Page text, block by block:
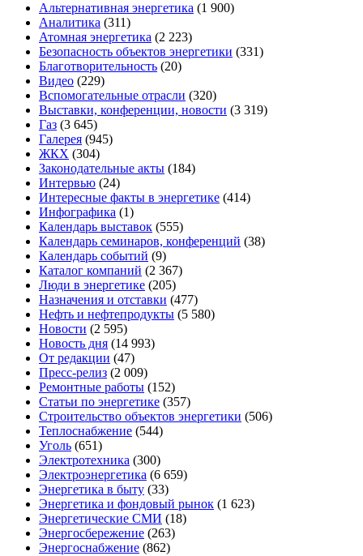
Альтернативная энергетика (1 900)
Аналитика (311)
Атомная энергетика (2 223)
Безопасность объектов энергетики (331)
Благотворительность (20)
Видео (229)
Вспомогательные отрасли (320)
Выставки, конференции, новости (3 319)
Газ (3 645)
Галерея (945)
ЖКХ (304)
Законодательные акты (184)
Интервью (24)
Интересные факты в энергетике (414)
Инфографика (1)
Календарь выставок (555)
Календарь семинаров, конференций (38)
Календарь событий (9)
Каталог компаний (2 367)
Люди в энергетике (205)
Назначения и отставки (477)
Нефть и нефтепродукты (5 580)
Новости (2 595)
Новость дня (14 993)
От редакции (47)
Пресс-релиз (2 009)
Ремонтные работы (152)
Статьи по энергетике (357)
Строительство объектов энергетики (506)
Теплоснабжение (544)
Уголь (651)
Электротехника (300)
Электроэнергетика (6 659)
Энергетика в быту (33)
Энергетика и фондовый рынок (1 623)
Энергетические СМИ (18)
Энергосбережение (263)
Энергоснабжение (862)